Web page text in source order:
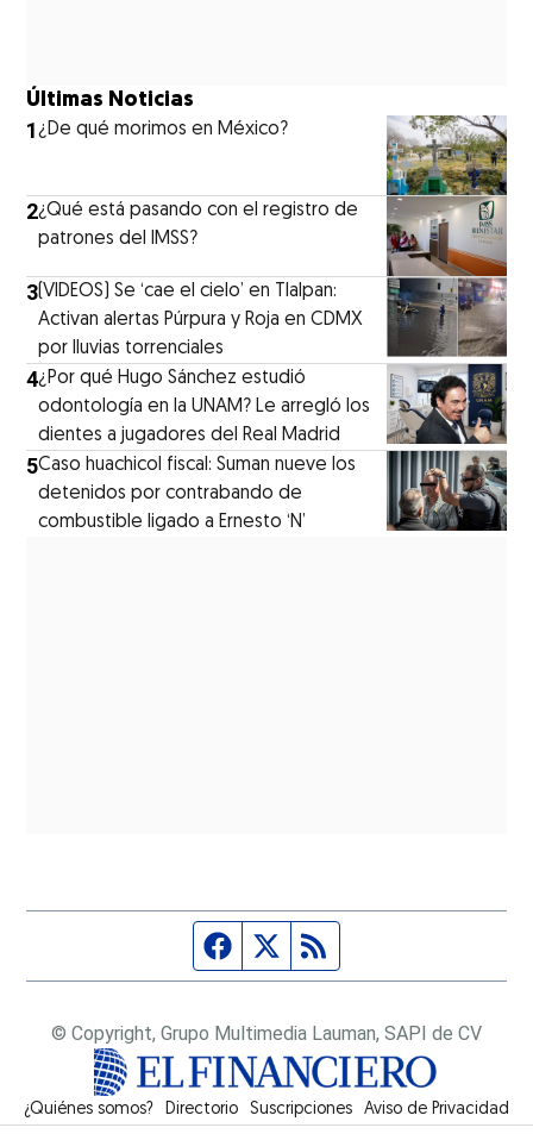
Últimas Noticias
1¿De qué morimos en México?
2¿Qué está pasando con el registro de
patrones del IMSS?
3(VIDEOS) Se ‘cae el cielo’ en Tlalpan:
Activan alertas Púrpura y Roja en CDMX
por lluvias torrenciales
4¿Por qué Hugo Sánchez estudió
odontología en la UNAM? Le arregló los
dientes a jugadores del Real Madrid
5Caso huachicol fiscal: Suman nueve los
detenidos por contrabando de
combustible ligado a Ernesto ‘N’
Página de Facebook
Fuente Twitter
© Copyright, Grupo Multimedia Lauman, SAPI de CV
¿Quiénes somos? Directorio Suscripciones Opens in new window
Aviso de Privacidad